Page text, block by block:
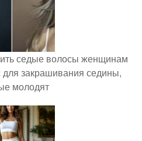
седые волосы женщинам
для закрашивания седины,
молодят